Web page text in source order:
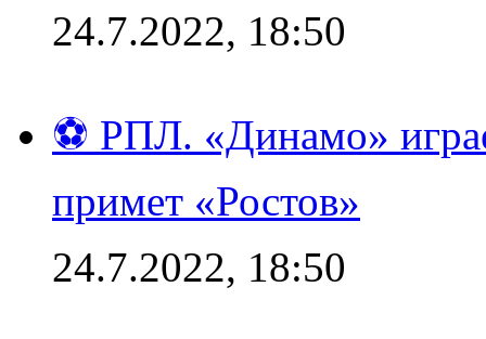
24.7.2022, 18:50
⚽ РПЛ. «Динамо»
примет «Ростов»
24.7.2022, 18:50